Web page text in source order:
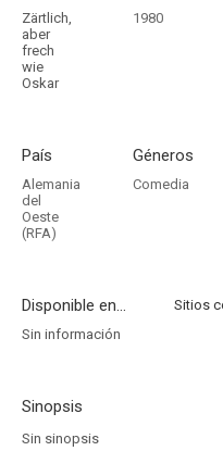
Zärtlich,
aber
frech
wie
Oskar
1980
País
Alemania
del
Oeste
(RFA)
Géneros
Comedia
Disponible en...
Sin información
Sinopsis
Sin sinopsis